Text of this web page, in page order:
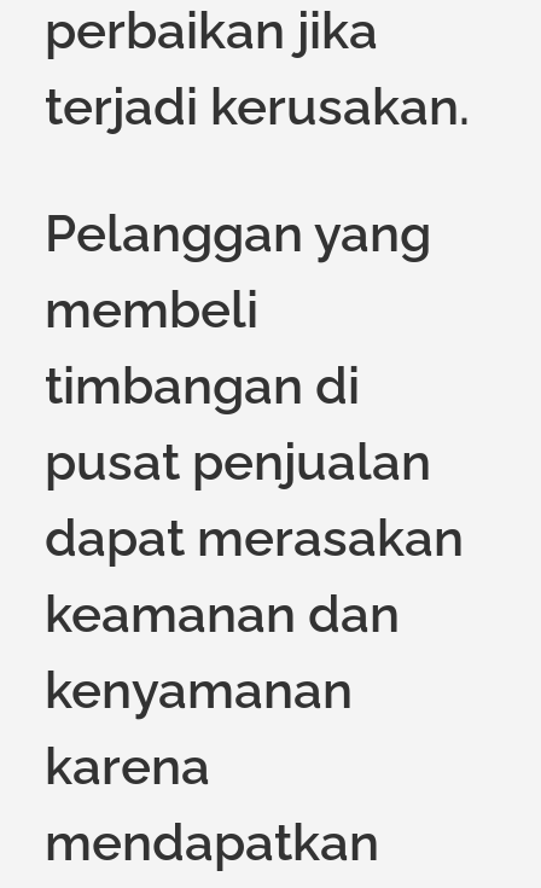
perbaikan jika
terjadi kerusakan.
Pelanggan yang
membeli
timbangan di
pusat penjualan
dapat merasakan
keamanan dan
kenyamanan
karena
mendapatkan